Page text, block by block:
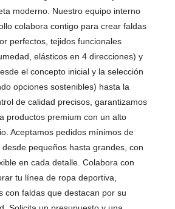
moderno. Nuestro equipo interno
colabora contigo para crear faldas
perfectos, tejidos funcionales
elásticos en 4 direcciones) y
el concepto inicial y la selección
opciones sostenibles) hasta la
de calidad precisos, garantizamos
productos premium con un alto
Aceptamos pedidos mínimos de
pequeños hasta grandes, con
en cada detalle. Colabora con
tu línea de ropa deportiva,
con faldas que destacan por su